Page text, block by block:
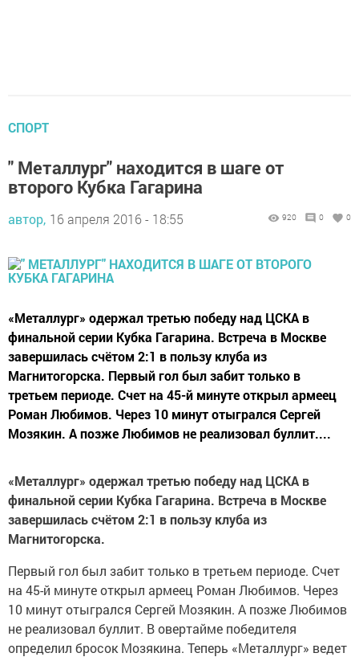
СПОРТ
" Металлург" находится в шаге от
второго Кубка Гагарина
автор, 16 апреля 2016 - 18:55 920 0 0
«Металлург» одержал третью победу над ЦСКА в
финальной серии Кубка Гагарина. Встреча в Москве
завершилась счётом 2:1 в пользу клуба из
Магнитогорска. Первый гол был забит только в
третьем периоде. Счет на 45-й минуте открыл армеец
Роман Любимов. Через 10 минут отыгрался Сергей
Мозякин. А позже Любимов не реализовал буллит....
«Металлург» одержал третью победу над ЦСКА в
финальной серии Кубка Гагарина. Встреча в Москве
завершилась счётом 2:1 в пользу клуба из
Магнитогорска.
Первый гол был забит только в третьем периоде. Счет
на 45-й минуте открыл армеец Роман Любимов. Через
10 минут отыгрался Сергей Мозякин. А позже Любимов
не реализовал буллит. В овертайме победителя
определил бросок Мозякина. Теперь «Металлург» ведет